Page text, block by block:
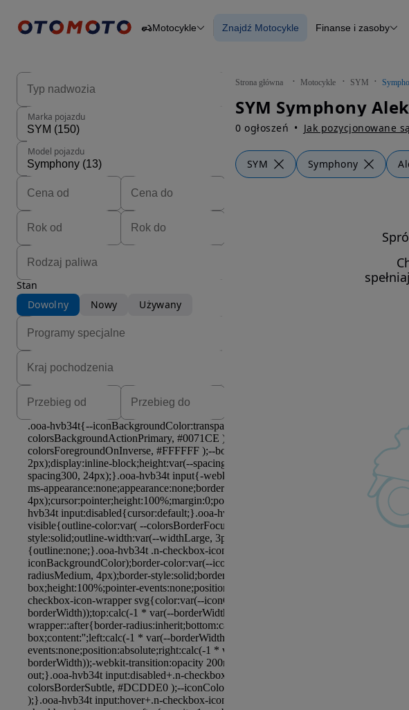
Osobowe
Motocykle Znajdź Motocykle Finanse i zasoby
Strona główna Motocykle SYM
0 ogłoszeń Jak pozycjonowane
SYM Symphony
Marka pojazdu
Model pojazdu
Stan
Dowolny
Nowy Używany